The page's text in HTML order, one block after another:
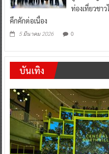
ท่องเที่ยวชา
คึกคักต่อเนื่อง
5 มีนาคม 2026 0
บันเทิง